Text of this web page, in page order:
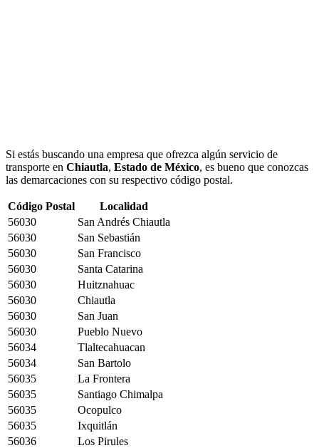
Si estás buscando una empresa que ofrezca algún servicio de
transporte en Chiautla, Estado de México, es bueno que conozcas
las demarcaciones con su respectivo código postal.
Código Postal
Localidad
56030
San Andrés Chiautla
56030
San Sebastián
56030
San Francisco
56030
Santa Catarina
56030
Huitznahuac
56030
Chiautla
56030
San Juan
56030
Pueblo Nuevo
56034
Tlaltecahuacan
56034
San Bartolo
56035
La Frontera
56035
Santiago Chimalpa
56035
Ocopulco
56035
Ixquitlán
56036
Los Pirules